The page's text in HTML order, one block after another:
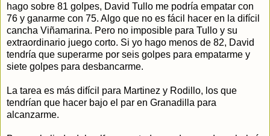
hago sobre 81 golpes, David Tullo me podría empatar con
76 y ganarme con 75. Algo que no es fácil hacer en la difícil
cancha Viñamarina. Pero no imposible para Tullo y su
extraordinario juego corto. Si yo hago menos de 82, David
tendría que superarme por seis golpes para empatarme y
siete golpes para desbancarme.
La tarea es más difícil para Martinez y Rodillo, los que
tendrían que hacer bajo el par en Granadilla para
alcanzarme.